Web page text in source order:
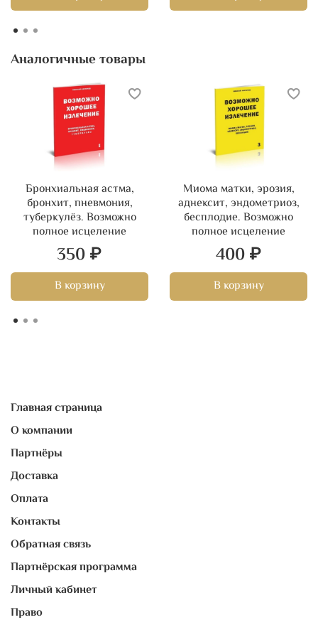
Список паразитарных болезней, которые могут быть
Признаки заражения паразитами
Что ослабляет иммунитет и укорачивает нашу жизнь
Сравнительная характеристика аптечных лекарств,
Аналогичные товары
Бронхиальная астма,
бронхит, пневмония,
туберкулёз. Возможно
полное исцеление
350 ₽
В корзину
Миома матки, эрозия,
аднексит, эндометриоз,
бесплодие. Возможно
полное исцеление
400 ₽
В корзину
Главная страница
О компании
Партнёры
Доставка
Оплата
Контакты
Обратная связь
Партнёрская программа
Личный кабинет
Право